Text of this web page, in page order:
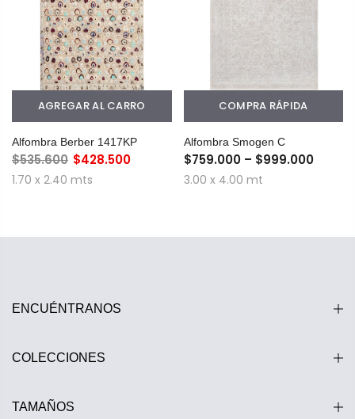
AGREGAR AL CARRO
Alfombra Berber 1417KP
$535.600 $428.500
1.70 x 2.40 mts
COMPRA RÁPIDA
Alfombra Smogen C
$759.000 – $999.000
3.00 x 4.00 mt
ENCUÉNTRANOS
COLECCIONES
TAMAÑOS